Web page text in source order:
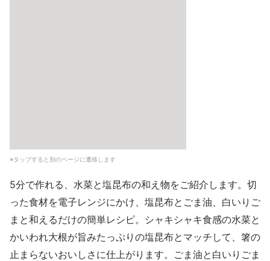
※タップすると別のページに遷移します
5分で作れる、水菜と塩昆布の和え物をご紹介します。切
った食材を電子レンジにかけ、塩昆布とごま油、白いりご
まと和えるだけの簡単レシピ。シャキシャキ食感の水菜と
かいわれ大根が旨みたっぷりの塩昆布とマッチして、箸の
止まらないおいしさに仕上がります。ごま油と白いりごま